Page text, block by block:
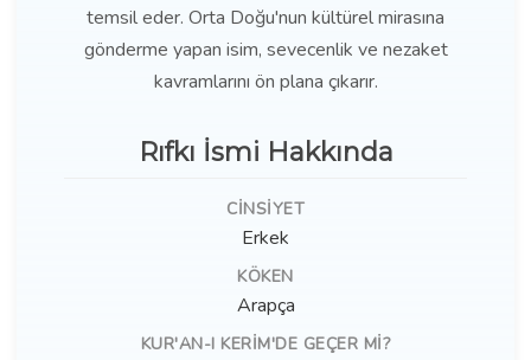
temsil eder. Orta Doğu'nun kültürel mirasına
gönderme yapan isim, sevecenlik ve nezaket
kavramlarını ön plana çıkarır.
Rıfkı İsmi Hakkında
CINSIYET
Erkek
KÖKEN
Arapça
KUR'AN-I KERIM'DE GEÇER MI?